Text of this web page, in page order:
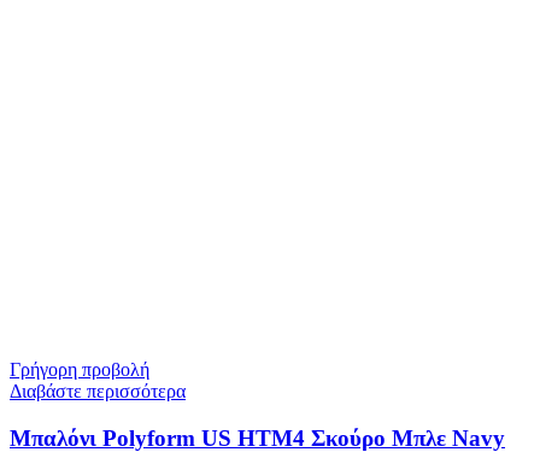
Γρήγορη προβολή
Διαβάστε περισσότερα
Μπαλόνι Polyform US ΗΤΜ4 Σκούρο Μπλε Navy